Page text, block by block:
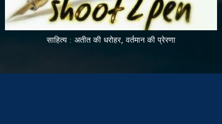
साहित्य : अतीत की धरोहर, वर्तमान की प्रेरणा